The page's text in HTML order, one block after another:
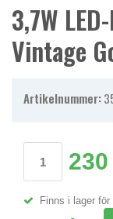
3,7W
Vintage
Artikelnummer:
Finns i lager för